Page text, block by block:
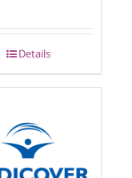
Details